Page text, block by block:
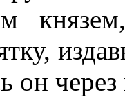
он